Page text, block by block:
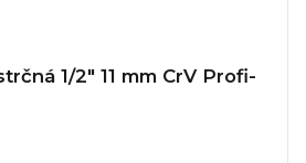
1/2" 11 mm CrV Profi-